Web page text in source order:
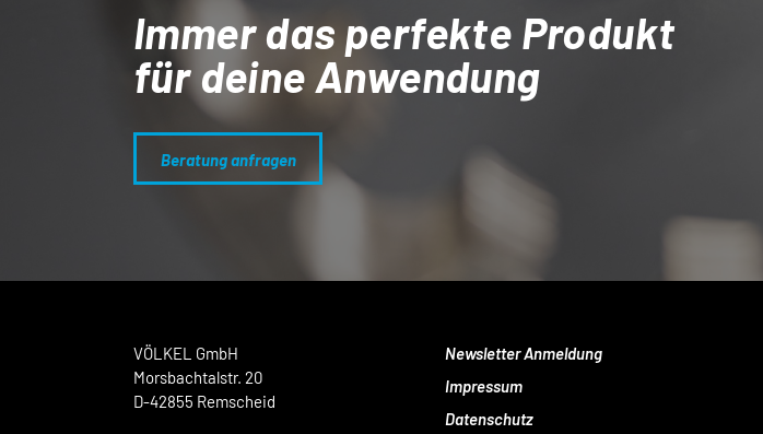
Immer das perfekte Produkt
für deine Anwendung
Beratung anfragen
VÖLKEL GmbH
Morsbachtalstr. 20
D-42855 Remscheid
Newsletter Anmeldung
Impressum
Datenschutz